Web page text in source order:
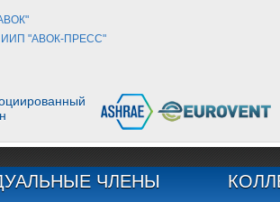
"АВОК-ПРЕСС"
ЧЛЕНЫ